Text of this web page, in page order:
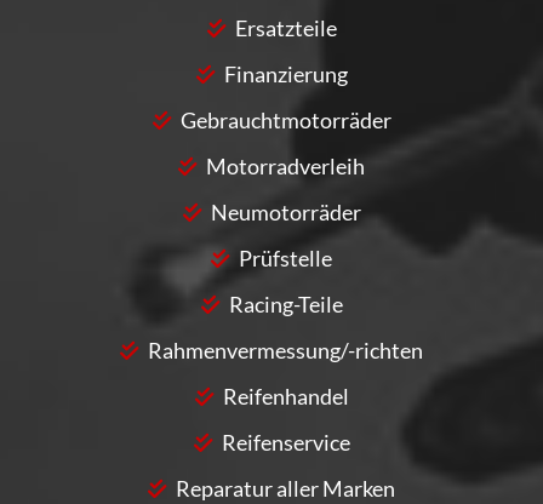
Ersatzteile
Finanzierung
Gebrauchtmotorräder
Motorradverleih
Neumotorräder
Prüfstelle
Racing-Teile
Rahmenvermessung/-richten
Reifenhandel
Reifenservice
Reparatur aller Marken